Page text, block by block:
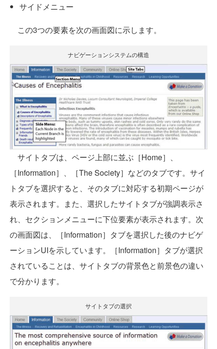
サイドメニュー
この3つの要素を次の画面図に示します。
ナビゲーションシステムの構造
サイトタブは、ページ上部に並ぶ［Home］、
［Information］、［The Society］などのタブです。サイ
トタブを選択すると、そのタブに対応する初期ページが
表示されます。また、選択したサイトタブが強調表示さ
れ、セクションメニューに下位要素が表示されます。次
の画面図は、［Information］タブを選択した後のナビゲ
ーションUIを示しています。［Information］タブが選択
されていることは、サイトタブの背景色と前景色の違い
で分かります。
サイトタブの選択